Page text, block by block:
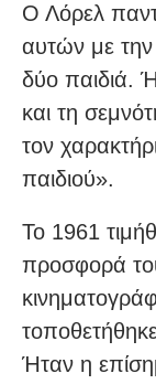
Ο Λόρελ
αυτών με την
δύο παιδιά.
και τη
τον
παιδιού».
Το 1961
προσφορά
Ήταν η